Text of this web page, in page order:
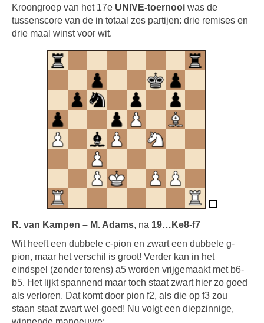
Kroongroep van het 17e UNIVE-toernooi was de
tussenscore van de in totaal zes partijen: drie remises en
drie maal winst voor wit.
R. van Kampen – M. Adams, na 19…Ke8-f7
Wit heeft een dubbele c-pion en zwart een dubbele g-
pion, maar het verschil is groot! Verder kan in het
eindspel (zonder torens) a5 worden vrijgemaakt met b6-
b5. Het lijkt spannend maar toch staat zwart hier zo goed
als verloren. Dat komt door pion f2, als die op f3 zou
staan staat zwart wel goed! Nu volgt een diepzinnige,